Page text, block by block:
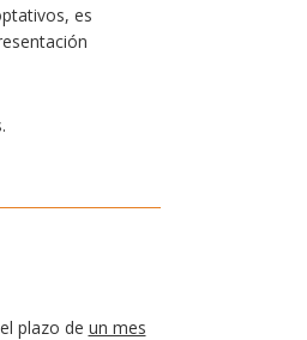
es
plazo de un mes